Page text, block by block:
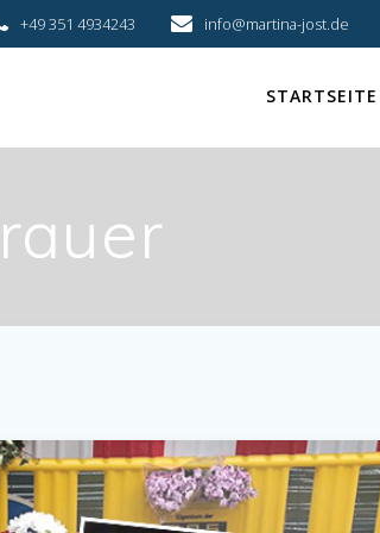
+49 351 4934243 info@martina-jost.de
STARTSEITE